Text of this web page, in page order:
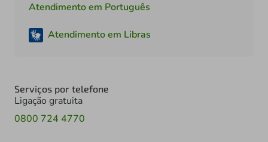
Atendimento em Português
Atendimento em Libras
Serviços por telefone
Ligação gratuita
0800 724 4770